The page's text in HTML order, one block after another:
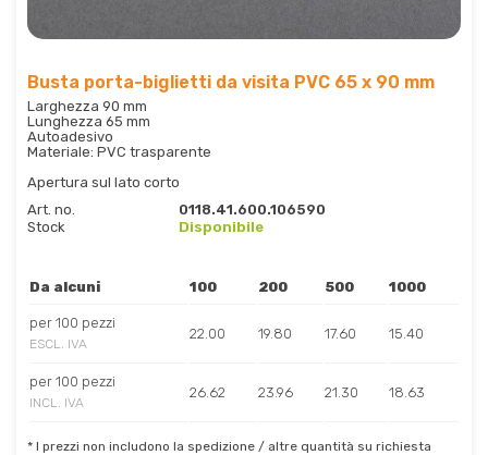
Busta porta-biglietti da visita PVC 65 x 90 mm
Larghezza 90 mm
Lunghezza 65 mm
Autoadesivo
Materiale: PVC trasparente
Apertura sul lato corto
Art. no.
0118.41.600.106590
Stock
Disponibile
Da alcuni 100 200 500 1000
per 100 pezzi
ESCL. IVA
22.00 19.80 17.60 15.40
per 100 pezzi
INCL. IVA
26.62 23.96 21.30 18.63
* I prezzi non includono la spedizione / altre quantità su richiesta